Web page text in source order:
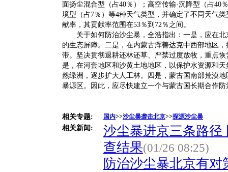
面扬尘混合型（占40％）；高空传输·沉降型（占40
境型（占7％）等4种天气类型，并确定了不同天气
献率，其贡献率范围在53％到72％之间。
关于如何防治沙尘暴，全浩指出：一是，应在北
的生态屏障。二是，在内蒙古浑善达克中西部地区
带。坚决贯彻退耕还林还草、严禁过度放牧，重点
是，在河套地区和沙黄土地地区，以保护水资源和
然绿洲，逐步扩大人工林。四是，蒙古国南部荒漠
暴源区。因此，应尽快建立一个与蒙古国长期合作
相关专题: 国内>>沙尘暴袭击北京>>探源沙尘暴
相关新闻:
沙尘暴进京三条路径
查结果(01/26 08:25)
防治沙尘暴北京有对